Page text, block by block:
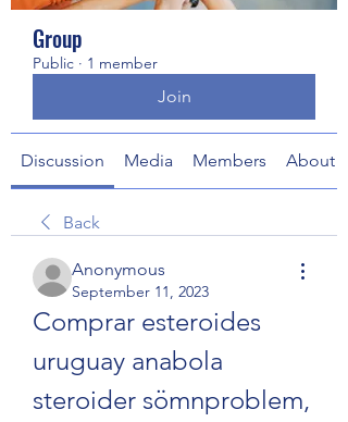
Group
Public · 1 member
Join
Discussion Media Members About
Back
Anonymous
September 11, 2023
Comprar esteroides
uruguay anabola
steroider sömnproblem,